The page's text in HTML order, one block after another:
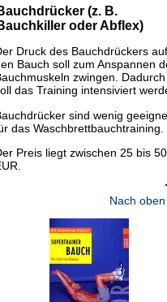
(z. B.
oder Abflex)
Druck des Bauchdrückers auf
Bauch soll zum Anspannen
zwingen. Dadurch
das Training intensiviert
sind wenig
das Waschbrettbauchtraining.
Preis liegt zwischen 25 bis 50
Nach oben